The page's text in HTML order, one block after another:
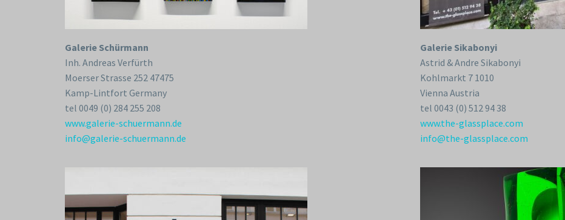
Galerie Schürmann
Inh. Andreas Verfürth
Moerser Strasse 252 47475
Kamp-Lintfort Germany
tel 0049 (0) 284 255 208
www.galerie-schuermann.de
info@galerie-schuermann.de
Galerie Sikabonyi
Astrid & Andre Sikabonyi
Kohlmarkt 7 1010
Vienna Austria
tel 0043 (0) 512 94 38
www.the-glassplace.com
info@the-glassplace.com